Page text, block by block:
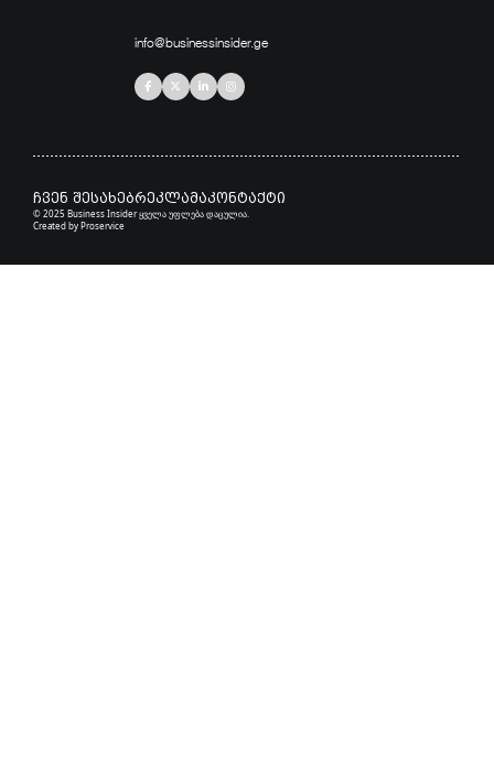
info@businessinsider.ge
ჩვენ შესახებრეკლამაკონტაქტი
© 2025 Business Insider ყველა უფლება დაცულია.
Created byProservice